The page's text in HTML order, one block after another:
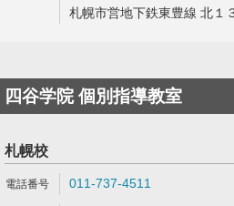
札幌市営地下鉄東豊線 北１
四谷学院 個別指導教室
札幌校
011-737-4511